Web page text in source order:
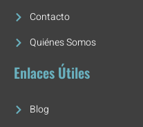
Contacto
Quiénes Somos
Enlaces Útiles
Blog